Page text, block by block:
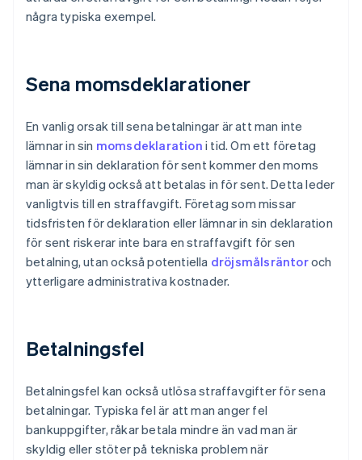
några typiska exempel.
Sena momsdeklarationer
En vanlig orsak till sena betalningar är att man inte
lämnar in sin momsdeklaration i tid. Om ett företag
lämnar in sin deklaration för sent kommer den moms
man är skyldig också att betalas in för sent. Detta leder
vanligtvis till en straffavgift. Företag som missar
tidsfristen för deklaration eller lämnar in sin deklaration
för sent riskerar inte bara en straffavgift för sen
betalning, utan också potentiella dröjsmålsräntoroch
ytterligare administrativa kostnader.
Betalningsfel
Betalningsfel kan också utlösa straffavgifter för sena
betalningar. Typiska fel är att man anger fel
bankuppgifter, råkar betala mindre än vad man är
skyldig eller stöter på tekniska problem när